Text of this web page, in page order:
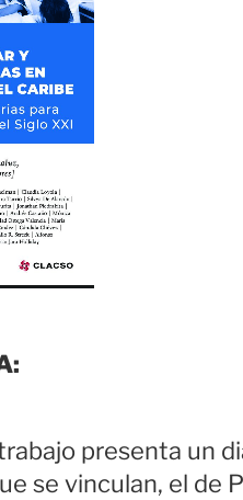
presenta un
se vinculan, el de